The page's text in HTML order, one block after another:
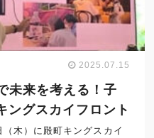
2025.07.15
未来を考える！子
ングスカイフロント
木）に殿町キングスカイ